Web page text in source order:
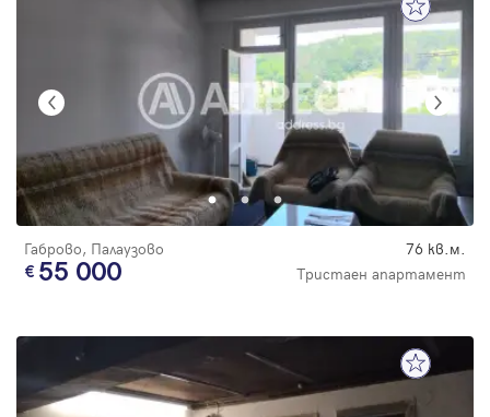
Габрово, Палаузово 76 кв.м.
55 000 Тристаен апартамент